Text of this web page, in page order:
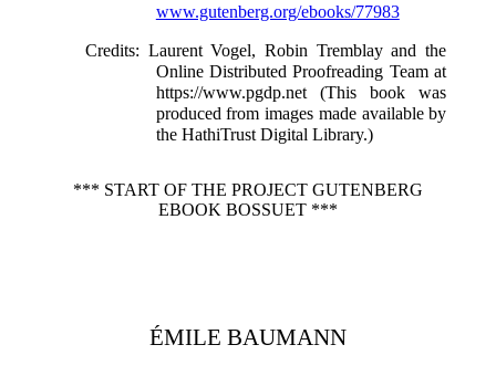
www.gutenberg.org/ebooks/77983
Credits: Laurent Vogel, Robin Tremblay and the
Online Distributed Proofreading Team at
https://www.pgdp.net (This book was
produced from images made available by
the HathiTrust Digital Library.)
*** START OF THE PROJECT GUTENBERG
EBOOK BOSSUET ***
ÉMILE BAUMANN